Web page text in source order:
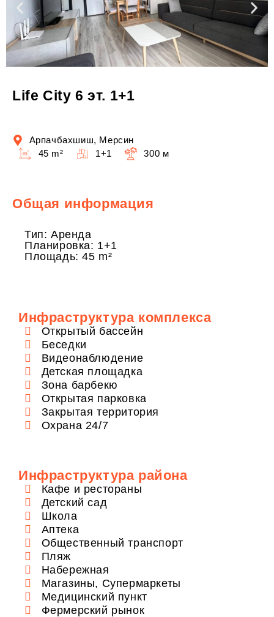
Life City 6 эт. 1+1
Арпачбахшиш, Мерсин
45 m²
1+1 300 м
Общая информация
Тип: Аренда
Планировка: 1+1
Площадь: 45 m²
Инфраструктура комплекса
Открытый бассейн
Беседки
Видеонаблюдение
Детская площадка
Зона барбекю
Открытая парковка
Закрытая территория
Охрана 24/7
Инфраструктура района
Кафе и рестораны
Детский сад
Школа
Аптека
Общественный транспорт
Пляж
Набережная
Магазины, Супермаркеты
Медицинский пункт
Фермерский рынок